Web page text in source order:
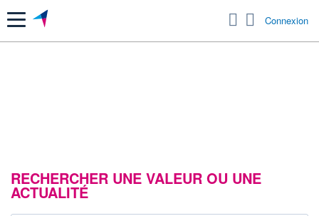
Menu Connexion
RECHERCHER UNE VALEUR OU UNE
ACTUALITÉ